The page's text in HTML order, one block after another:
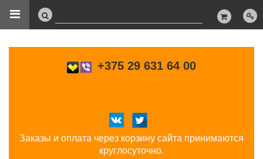
+375 29 631 64 00
Заказы и оплата через корзину сайта принимаются
круглосуточно.